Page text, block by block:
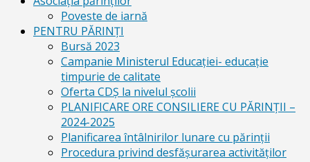
Poveste de iarnă
PENTRU PĂRINȚI
Bursă 2023
Campanie Ministerul Educației- educație
timpurie de calitate
Oferta CDŞ la nivelul şcolii
PLANIFICARE ORE CONSILIERE CU PĂRINȚII –
2024-2025
Planificarea întâlnirilor lunare cu părinții
Procedura privind desfășurarea activităților